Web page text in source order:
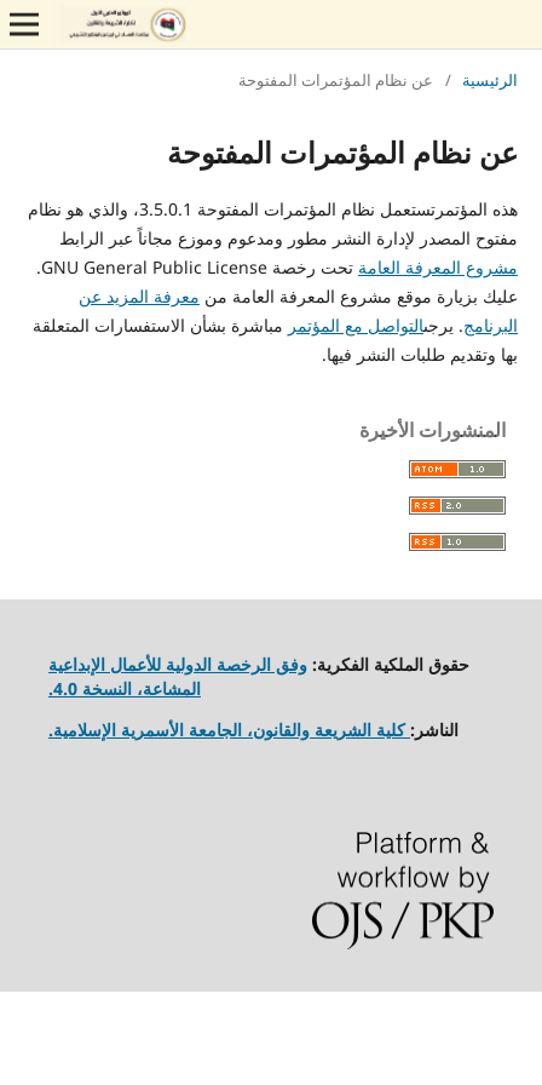
الرئيسية / عن نظام المؤتمرات المفتوحة
عن نظام المؤتمرات المفتوحة
هذه المؤتمرتستعمل نظام المؤتمرات المفتوحة 3.5.0.1، والذي هو نظام
مفتوح المصدر لإدارة النشر مطور ومدعوم وموزع مجاناً عبر الرابط
مشروع المعرفة العامة
تحت رخصة GNU General Public License.
عليك بزيارة موقع مشروع المعرفة العامة من معرفة المزيد عن
البرنامج. يرجىالتواصل مع المؤتمر مباشرة بشأن الاستفسارات المتعلقة
بها وتقديم طلبات النشر فيها.
المنشورات الأخيرة
حقوق الملكية الفكرية:وفق الرخصة الدولية للأعمال الإبداعية
المشاعة، النسخة 4.0.
الناشر:كلية الشريعة والقانون، الجامعة الأسمرية الإسلامية.